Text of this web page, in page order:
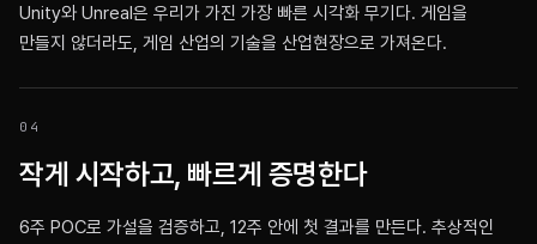
Unity와 Unreal은 우리가 가진 가장 빠른 시각화 무기다. 게임을
만들지 않더라도, 게임 산업의 기술을 산업현장으로 가져온다.
0 4
작게 시작하고, 빠르게 증명한다
6주 POC로 가설을 검증하고, 12주 안에 첫 결과를 만든다. 추상적인